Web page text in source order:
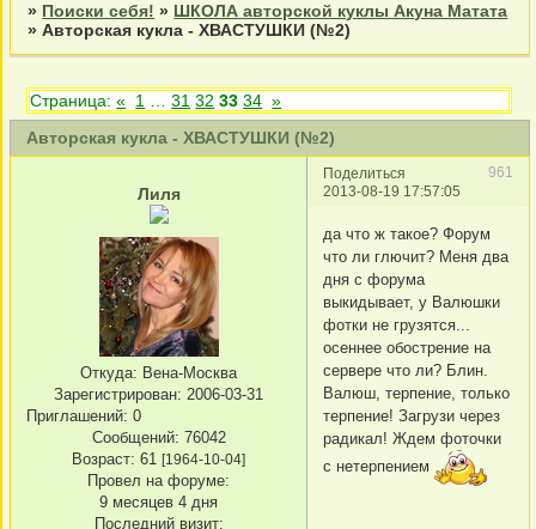
» Поиски себя! » ШКОЛА авторской куклы Акуна Матата
»Авторская кукла - ХВАСТУШКИ (№2)
Авторская кукла - ХВАСТУШКИ (№2)
Страница:« 1 31 32 33 34 »
Поделиться
961
2013-08-19 17:57:05
Лиля
Откуда: Вена-Москва
Зарегистрирован: 2006-03-31
Приглашений: 0
Сообщений: 76042
Возраст: 61 [1964-10-04]
Провел на форуме:
9 месяцев 4 дня
Последний визит:
да что ж такое? Форум
что ли глючит? Меня два
дня с форума
выкидывает, у Валюшки
фотки не грузятся...
осеннее обострение на
сервере что ли? Блин.
Валюш, терпение, только
терпение! Загрузи через
радикал! Ждем фоточки
с нетерпением